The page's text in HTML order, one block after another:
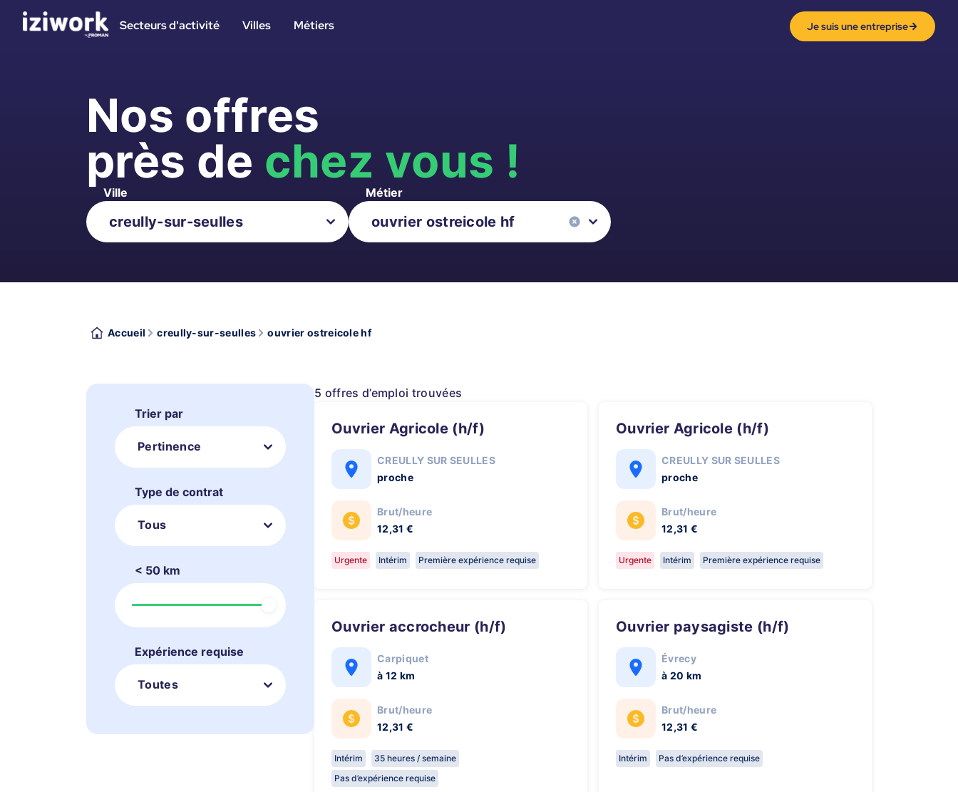
Secteurs d'activité Villes Métiers Je suis une entreprise
Nos offres
près de chez vous !
Ville Métier
Accueil creully-sur-seulles ouvrier ostreicole hf
Trier par
Pertinence
Type de contrat
Tous
< 50 km
Expérience requise
Toutes
5 offres d’emploi trouvées
Ouvrier Agricole (h/f)
CREULLY SUR SEULLES
proche
Brut/heure
12,31 €
Urgente Intérim Première expérience requise
Ouvrier Agricole (h/f)
CREULLY SUR SEULLES
proche
Brut/heure
12,31 €
Urgente Intérim Première expérience requise
Ouvrier accrocheur (h/f)
Carpiquet
à 12 km
Brut/heure
12,31 €
Intérim
35 heures / semaine
Pas d’expérience requise
Ouvrier paysagiste (h/f)
Évrecy
à 20 km
Brut/heure
12,31 €
Intérim Pas d’expérience requise